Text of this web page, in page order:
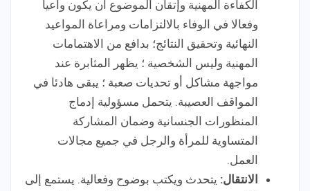
الكفاءة المهنية وإتقان الموضوع أن يكون واعيا
وفعالا في الوفاء بالالتزامات ومراعاة المواعيد
النهائية وتحقيق النتائج؛ بدافع من الاهتمامات
المهنية وليس الشخصية ؛ يظهر المثابرة عند
مواجهة مشاكل أو تحديات صعبة ؛ يبقى هادئا في
المواقف العصيبة. يتحمل مسؤولية إدماج
المنظورات الجنسانية وضمان المشاركة
المتساوية للمرأة والرجل في جميع مجالات
العمل.
الانتقال: يتحدث ويكتب بوضوح وفعالية. يستمع إلى